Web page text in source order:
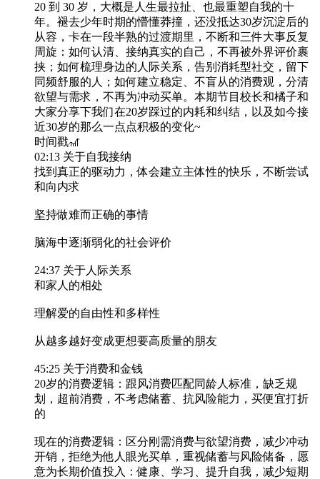
20 到 30 岁，大概是人生最拉扯、也最重塑自我的十
年。褪去少年时期的懵懂莽撞，还没抵达30岁沉淀后的
从容，卡在一段半熟的过渡期里，不断和三件大事反复
周旋：如何认清、接纳真实的自己，不再被外界评价裹
挟；如何梳理身边的人际关系，告别消耗型社交，留下
同频舒服的人；如何建立稳定、不盲从的消费观，分清
欲望与需求，不再为冲动买单。本期节目校长和橘子和
大家分享下我们在20岁踩过的内耗和纠结，以及如今接
近30岁的那么一点点积极的变化~
时间戳🎢
02:13 关于自我接纳
找到真正的驱动力，体会建立主体性的快乐，不断尝试
和向内求
坚持做难而正确的事情
脑海中逐渐弱化的社会评价
24:37 关于人际关系
和家人的相处
理解爱的自由性和多样性
从越多越好变成更想要高质量的朋友
45:25 关于消费和金钱
20岁的消费逻辑：跟风消费匹配同龄人标准，缺乏规
划，超前消费，不考虑储蓄、抗风险能力，买便宜打折
的
现在的消费逻辑：区分刚需消费与欲望消费，减少冲动
开销，拒绝为他人眼光买单，重视储蓄与风险储备，愿
意为长期价值投入：健康、学习、提升自我，减少短期